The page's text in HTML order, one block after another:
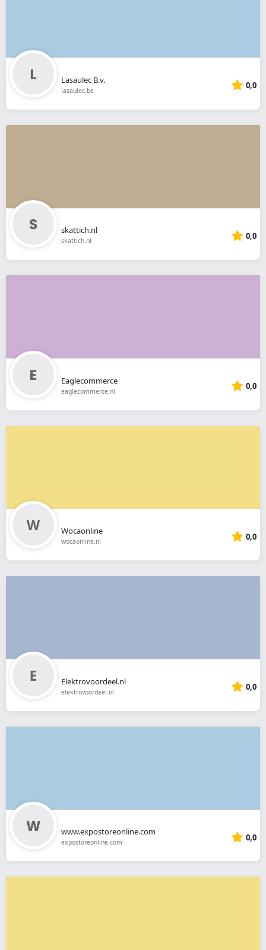
Lasaulec B.v.
lasaulec.be 0,0
skattich.nl
skattich.nl 0,0
Eaglecommerce
eaglecommerce.nl 0,0
Wocaonline
wocaonline.nl 0,0
Elektrovoordeel.nl
elektrovoordeel.nl 0,0
www.expostoreonline.com
expostoreonline.com 0,0